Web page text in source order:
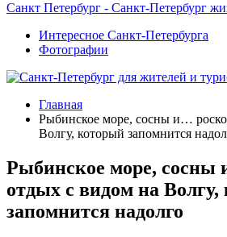
Санкт Петербург - Санкт-Петербург
Интересное Санкт-Петербурга
Фотографии
Главная
Рыбинское море, сосны и…
Волгу, который запомнится
Рыбинское море,
отдых с видом на
запомнится надолго